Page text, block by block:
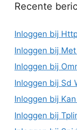
Recente
Inloggen bij
Inloggen bij
Inloggen bij
Inloggen bij Sd
Inloggen bij
Inloggen bij